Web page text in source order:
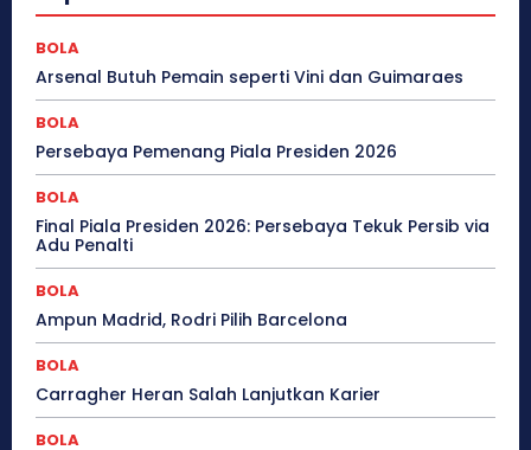
BOLA
Arsenal Butuh Pemain seperti Vini dan Guimaraes
BOLA
Persebaya Pemenang Piala Presiden 2026
BOLA
Final Piala Presiden 2026: Persebaya Tekuk Persib via
Adu Penalti
BOLA
Ampun Madrid, Rodri Pilih Barcelona
BOLA
Carragher Heran Salah Lanjutkan Karier
BOLA